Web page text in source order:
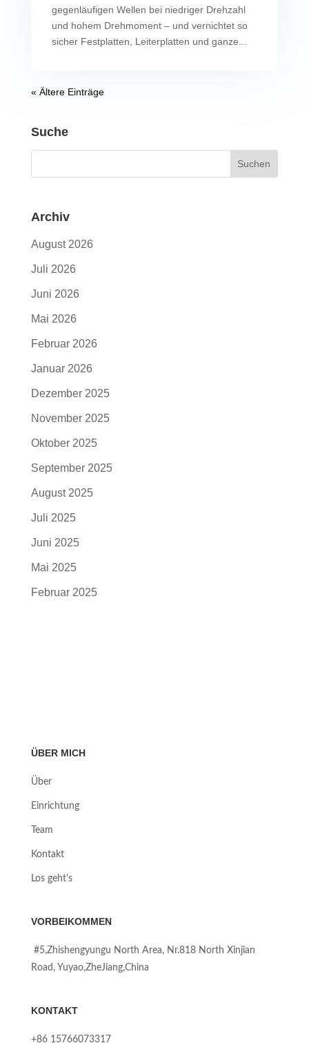
gegenläufigen Wellen bei niedriger Drehzahl
und hohem Drehmoment – und vernichtet so
sicher Festplatten, Leiterplatten und ganze...
« Ältere Einträge
Suche
Archiv
August 2026
Juli 2026
Juni 2026
Mai 2026
Februar 2026
Januar 2026
Dezember 2025
November 2025
Oktober 2025
September 2025
August 2025
Juli 2025
Juni 2025
Mai 2025
Februar 2025
ÜBER MICH
Über
Einrichtung
Team
Kontakt
Los geht's
VORBEIKOMMEN
#5,Zhishengyungu North Area, Nr.818 North Xinjian
Road, Yuyao,ZheJiang,China
KONTAKT
+86 15766073317